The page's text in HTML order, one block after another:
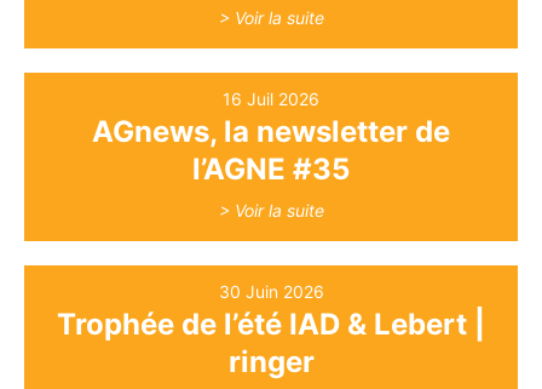
> Voir la suite
16 Juil 2026
AGnews, la newsletter de
l’AGNE #35
> Voir la suite
30 Juin 2026
Trophée de l’été IAD & Lebert |
ringer